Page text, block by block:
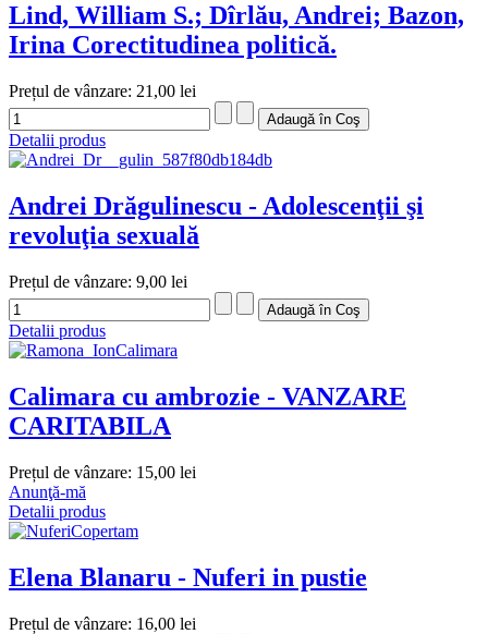
Lind, William S.; Dîrlău, Andrei; Bazon,
Irina Corectitudinea politică.
Prețul de vânzare: 21,00 lei
Detalii produs
Andrei Drăgulinescu - Adolescenţii şi
revoluţia sexuală
Prețul de vânzare: 9,00 lei
Detalii produs
Calimara cu ambrozie - VANZARE
CARITABILA
Prețul de vânzare: 15,00 lei
Anunţă-mă
Detalii produs
Elena Blanaru - Nuferi in pustie
Prețul de vânzare: 16,00 lei